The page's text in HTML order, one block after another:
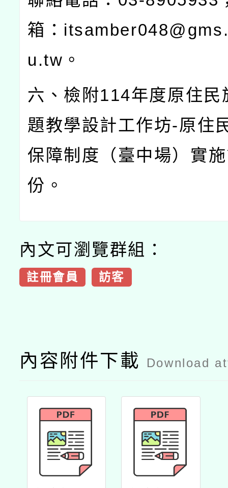
箱：
u.tw 。
六、檢附114年度原住民
題教學設計工作坊-原住
保障制度（臺中場）實
份。
內文可瀏覽群組：
註冊會員 訪客
內容附件下載 Download